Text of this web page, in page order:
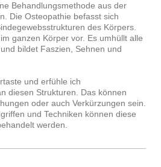
Behandlungsmethode aus der
Die Osteopathie befasst sich
des Körpers.
ganzen Körper vor. Es umhüllt alle
bildet Faszien, Sehnen und
und erfühle ich
diesen Strukturen. Das können
oder auch Verkürzungen sein.
und Techniken können diese
werden.